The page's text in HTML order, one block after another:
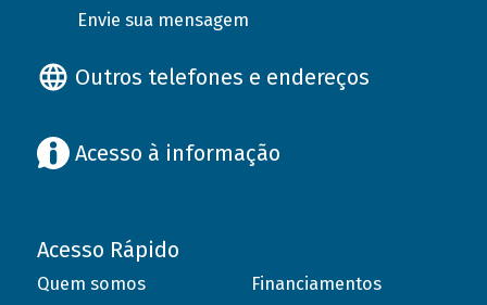
Envie sua mensagem
Outros telefones e endereços
Acesso à informação
Acesso Rápido
Quem somos
Financiamentos